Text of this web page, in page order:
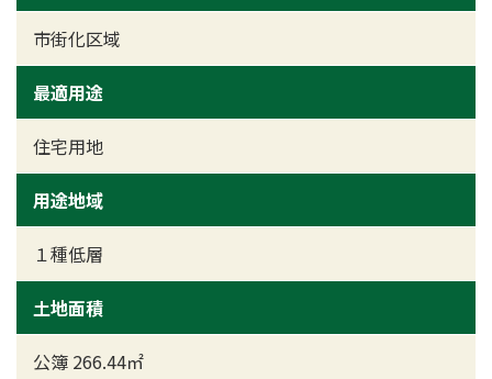
市街化区域
最適用途
住宅用地
用途地域
１種低層
土地面積
公簿 266.44㎡